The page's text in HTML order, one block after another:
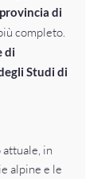
di
completo.
di
Studi di
attuale, in
alpine e le